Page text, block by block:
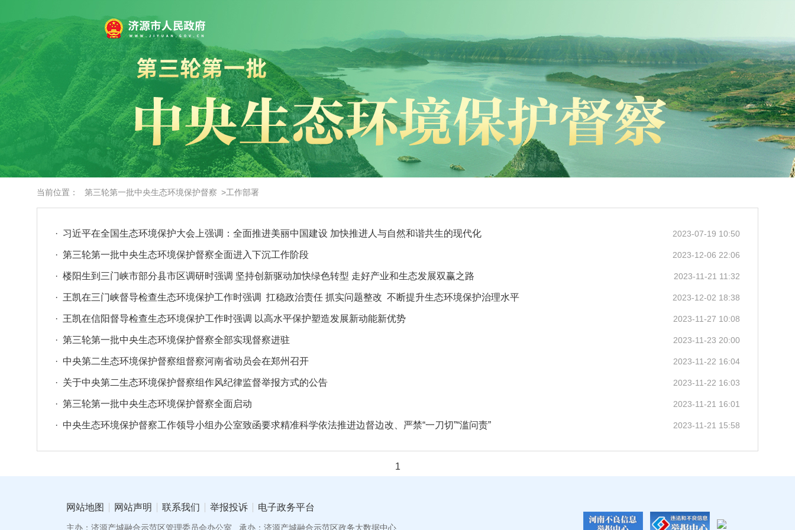
当前位置： 第三轮第一批中央生态环境保护督察 >工作部署
· 习近平在全国生态环境保护大会上强调：全面推进美丽中国建设 加快推进人与自然和谐共生的现代化 2023-07-19 10:50
· 第三轮第一批中央生态环境保护督察全面进入下沉工作阶段 2023-12-06 22:06
· 楼阳生到三门峡市部分县市区调研时强调 坚持创新驱动加快绿色转型 走好产业和生态发展双赢之路 2023-11-21 11:32
· 王凯在三门峡督导检查生态环境保护工作时强调 扛稳政治责任 抓实问题整改 不断提升生态环境保护治理水平 2023-12-02 18:38
· 王凯在信阳督导检查生态环境保护工作时强调 以高水平保护塑造发展新动能新优势 2023-11-27 10:08
· 第三轮第一批中央生态环境保护督察全部实现督察进驻 2023-11-23 20:00
· 中央第二生态环境保护督察组督察河南省动员会在郑州召开 2023-11-22 16:04
· 关于中央第二生态环境保护督察组作风纪律监督举报方式的公告 2023-11-22 16:03
· 第三轮第一批中央生态环境保护督察全面启动 2023-11-21 16:01
· 中央生态环境保护督察工作领导小组办公室致函要求精准科学依法推进边督边改、严禁“一刀切”“滥问责” 2023-11-21 15:58
1
网站地图 网站声明 联系我们 举报投诉 电子政务平台
主办：济源产城融合示范区管理委员会办公室 承办：济源产城融合示范区政务大数据中心